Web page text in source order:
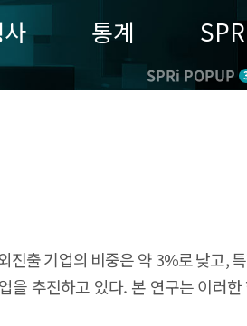
통계
SPRi POPUP
진출 기업의 비중은 약 3%로 낮고,
추진하고 있다. 본 연구는 이러한
기업들의 해외진출 동향을 분석하